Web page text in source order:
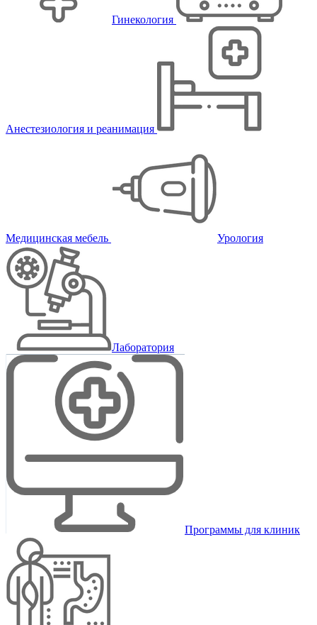
Гинекология
Анестезиология и реанимация
Медицинская мебель Урология
Лаборатория
Программы для клиник